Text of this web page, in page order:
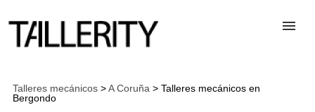
TALLERES
Talleres mecánicos >A Coruña > Talleres mecánicos en
Bergondo